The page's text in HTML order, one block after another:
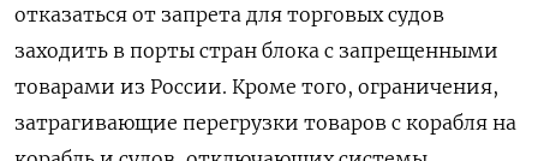
отказаться от запрета для торговых судов
заходить в порты стран блока с запрещенными
товарами из России. Кроме того, ограничения,
затрагивающие перегрузки товаров с корабля на